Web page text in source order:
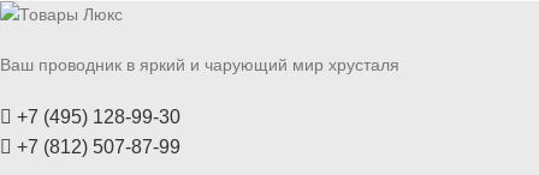
Ваш проводник в яркий и чарующий мир хрусталя
+7 (495) 128-99-30
+7 (812) 507-87-99